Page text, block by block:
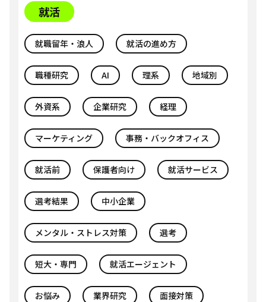
就活
就職留年・浪人 就活の進め方
職種研究 AI 理系 地域別
外資系 企業研究 経理
マーケティング 事務・バックオフィス
就活前 保護者向け 就活サービス
選考結果 中小企業
メンタル・ストレス対策 選考
短大・専門 就活エージェント
お悩み 業界研究 面接対策